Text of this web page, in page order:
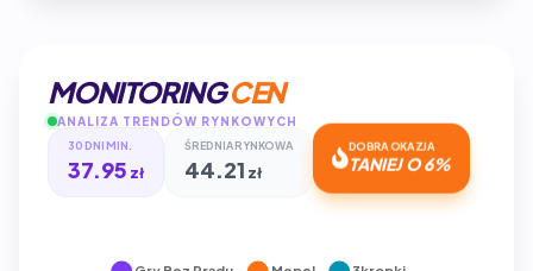
MONITORINGCEN
ANALIZA TRENDÓW RYNKOWYCH
30 DNI MIN.
37.95 zł
ŚREDNIA RYNKOWA
44.21 zł
DOBRA OKAZJA
TANIEJ O 6%